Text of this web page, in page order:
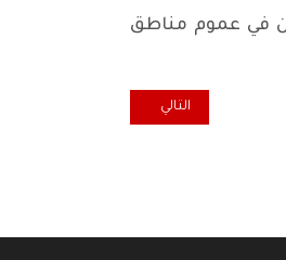
في عموم مناطق
المقال التالي: في محافظات
التالي